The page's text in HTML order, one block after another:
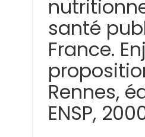
santé
France.
Rennes,
ENSP,